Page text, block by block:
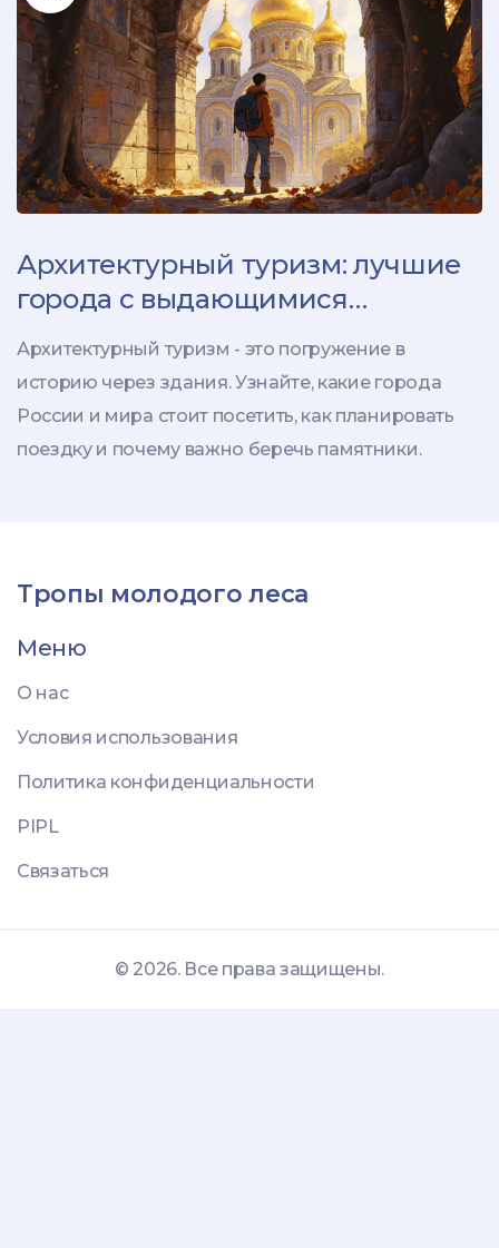
Архитектурный туризм: лучшие
города с выдающимися
зданиями для путешествий
Архитектурный туризм - это погружение в
историю через здания. Узнайте, какие города
России и мира стоит посетить, как планировать
поездку и почему важно беречь памятники.
Тропы молодого леса
Меню
О нас
Условия использования
Политика конфиденциальности
PIPL
Связаться
© 2026. Все права защищены.